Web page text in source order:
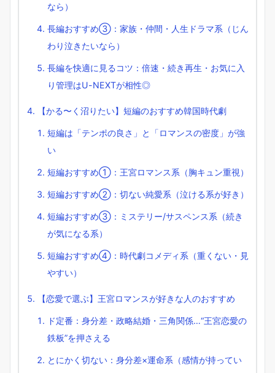
なら）
長編おすすめ③：家族・仲間・人生ドラマ系（じん
わり泣きたいなら）
長編を快適に見るコツ：倍速・続き再生・お気に入
り管理はU-NEXTが相性◎
【かる〜く沼りたい】短編のおすすめ韓国時代劇
短編は「テンポの良さ」と「ロマンスの密度」が強
い
短編おすすめ①：王宮ロマンス系（胸キュン重視）
短編おすすめ②：切ない純愛系（泣ける系が好き）
短編おすすめ③：ミステリー/サスペンス系（続き
が気になる系）
短編おすすめ④：時代劇コメディ系（重くない・見
やすい）
【恋愛で選ぶ】王宮ロマンスが好きな人のおすすめ
ド定番：身分差・政略結婚・三角関係…“王宮恋愛の
鉄板”を押さえる
とにかく切ない：身分差×運命系（感情が持ってい